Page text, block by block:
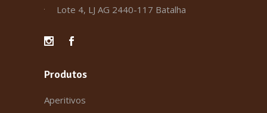
Lote 4, LJ AG 2440-117 Batalha
Produtos
Aperitivos